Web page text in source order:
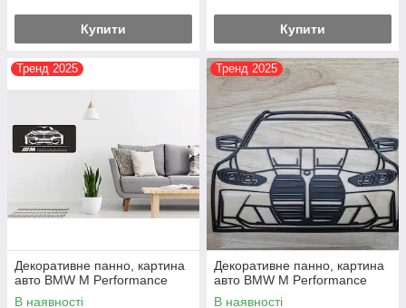
Купити Купити
Тренд 2025
Декоративне панно, картина
авто BMW M Performance
В наявності
Тренд 2025
Декоративне панно, картина
авто BMW M Performance
В наявності